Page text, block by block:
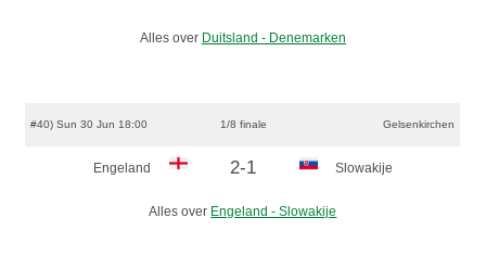
Alles over Duitsland - Denemarken
#40) Sun 30 Jun 18:00 1/8 finale Gelsenkirchen
Engeland 2-1 Slowakije
Alles over Engeland - Slowakije